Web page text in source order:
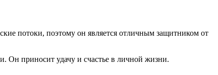
потоки, поэтому он является отличным защитником от
приносит удачу и счастье в личной жизни.